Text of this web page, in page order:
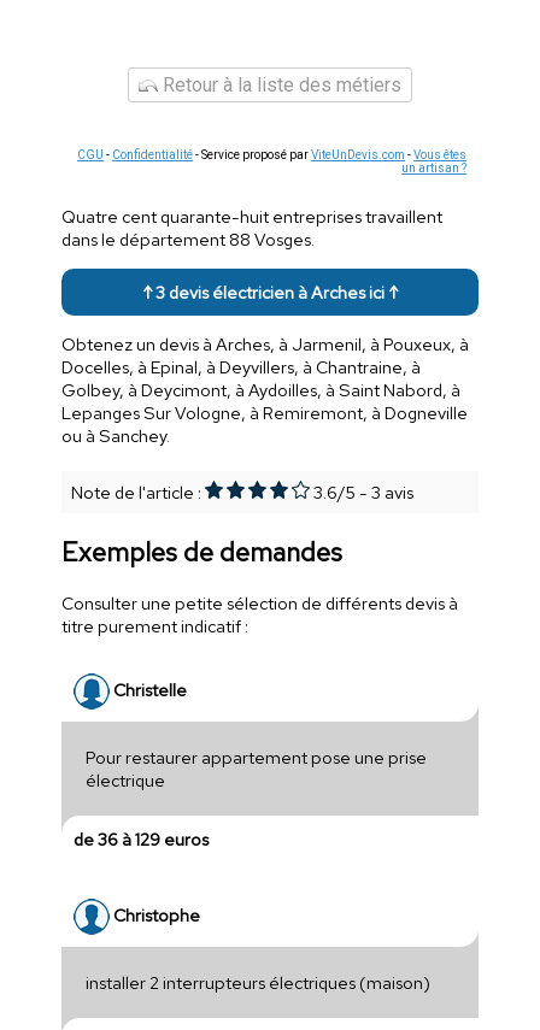
Retour à la liste des métiers
CGU - Confidentialité- Service proposé parViteUnDevis.com -Vous êtes
un artisan ?
Quatre cent quarante-huit entreprises travaillent
dans le département 88 Vosges.
↑ 3 devis électricien à Arches ici ↑
Obtenez un devis à Arches, à Jarmenil, à Pouxeux, à
Docelles, à Epinal, à Deyvillers, à Chantraine, à
Golbey, à Deycimont, à Aydoilles, à Saint Nabord, à
Lepanges Sur Vologne, à Remiremont, à Dogneville
ou à Sanchey.
Note de l'article : 3.6/5 - 3 avis
Exemples de demandes
Consulter une petite sélection de différents devis à
titre purement indicatif :
Christelle
Pour restaurer appartement pose une prise
électrique
de 36 à 129 euros
Christophe
installer 2 interrupteurs électriques (maison)